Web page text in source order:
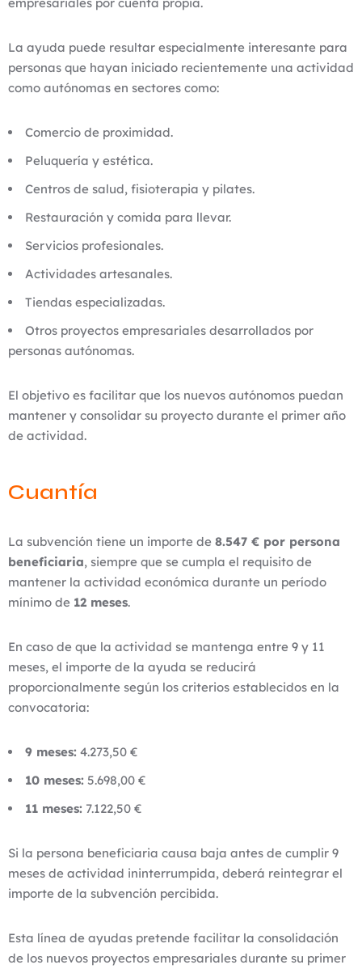
La ayuda puede resultar especialmente interesante para
personas que hayan iniciado recientemente una actividad
como autónomas en sectores como:
Comercio de proximidad.
Peluquería y estética.
Centros de salud, fisioterapia y pilates.
Restauración y comida para llevar.
Servicios profesionales.
Actividades artesanales.
Tiendas especializadas.
Otros proyectos empresariales desarrollados por
personas autónomas.
El objetivo es facilitar que los nuevos autónomos puedan
mantener y consolidar su proyecto durante el primer año
de actividad.
Cuantía
La subvención tiene un importe de 8.547 € por persona
beneficiaria, siempre que se cumpla el requisito de
mantener la actividad económica durante un período
mínimo de 12 meses.
En caso de que la actividad se mantenga entre 9 y 11
meses, el importe de la ayuda se reducirá
proporcionalmente según los criterios establecidos en la
convocatoria:
9 meses: 4.273,50 €
10 meses: 5.698,00 €
11 meses: 7.122,50 €
Si la persona beneficiaria causa baja antes de cumplir 9
meses de actividad ininterrumpida, deberá reintegrar el
importe de la subvención percibida.
Esta línea de ayudas pretende facilitar la consolidación
de los nuevos proyectos empresariales durante su primer